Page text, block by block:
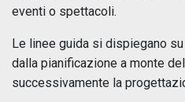
eventi o spettacoli.
Le linee guida si dispiegano
dalla pianificazione a monte
successivamente la